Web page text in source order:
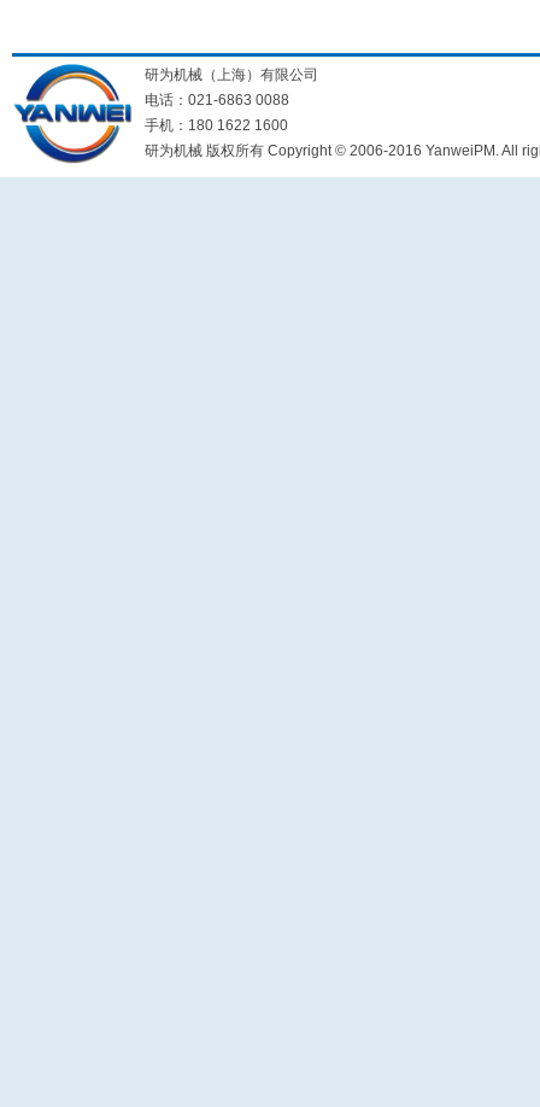
研为机械（上海）有限公司
电话：021-6863 0088
手机：180 1622 1600
研为机械 版权所有 Copyright © 2006-2016 YanweiPM. All